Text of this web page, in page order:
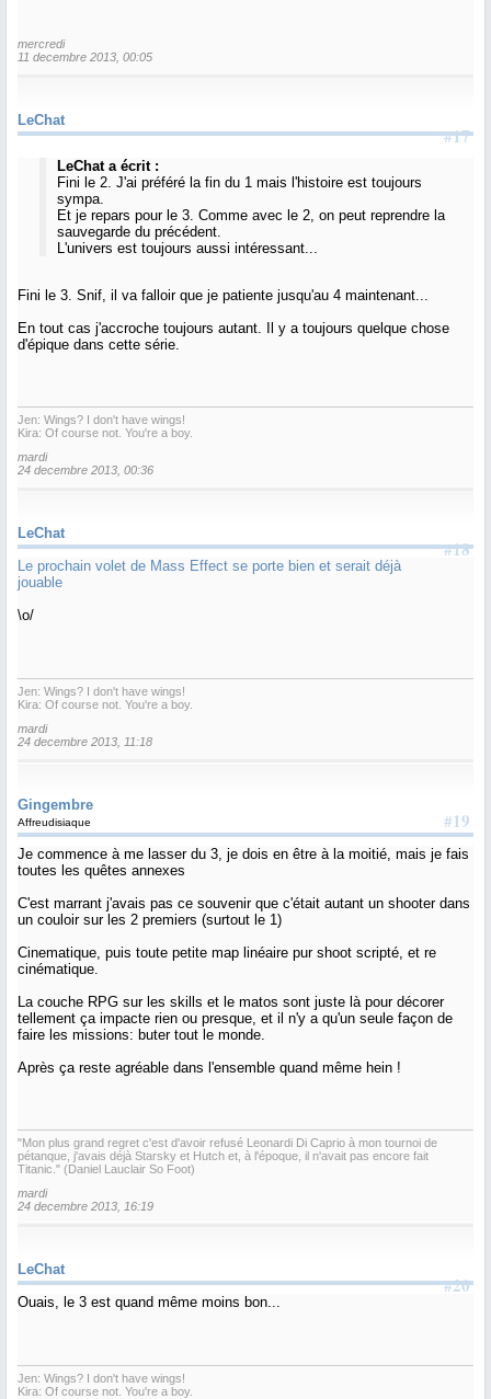
mercredi
11 decembre 2013, 00:05
LeChat
#17
LeChat a écrit :
Fini le 2. J'ai préféré la fin du 1 mais l'histoire est toujours
sympa.
Et je repars pour le 3. Comme avec le 2, on peut reprendre la
sauvegarde du précédent.
L'univers est toujours aussi intéressant...
Fini le 3. Snif, il va falloir que je patiente jusqu'au 4 maintenant...
En tout cas j'accroche toujours autant. Il y a toujours quelque chose
d'épique dans cette série.
Jen: Wings? I don't have wings!
Kira: Of course not. You're a boy.
mardi
24 decembre 2013, 00:36
LeChat
#18
Le prochain volet de Mass Effect se porte bien et serait déjà
jouable
\o/
Jen: Wings? I don't have wings!
Kira: Of course not. You're a boy.
mardi
24 decembre 2013, 11:18
Gingembre
#19
Affreudisiaque
Je commence à me lasser du 3, je dois en être à la moitié, mais je fais
toutes les quêtes annexes
C'est marrant j'avais pas ce souvenir que c'était autant un shooter dans
un couloir sur les 2 premiers (surtout le 1)
Cinematique, puis toute petite map linéaire pur shoot scripté, et re
cinématique.
La couche RPG sur les skills et le matos sont juste là pour décorer
tellement ça impacte rien ou presque, et il n'y a qu'un seule façon de
faire les missions: buter tout le monde.
Après ça reste agréable dans l'ensemble quand même hein !
"Mon plus grand regret c'est d'avoir refusé Leonardi Di Caprio à mon tournoi de
pétanque, j'avais déjà Starsky et Hutch et, à l'époque, il n'avait pas encore fait
Titanic." (Daniel Lauclair So Foot)
mardi
24 decembre 2013, 16:19
LeChat
#20
Ouais, le 3 est quand même moins bon...
Jen: Wings? I don't have wings!
Kira: Of course not. You're a boy.